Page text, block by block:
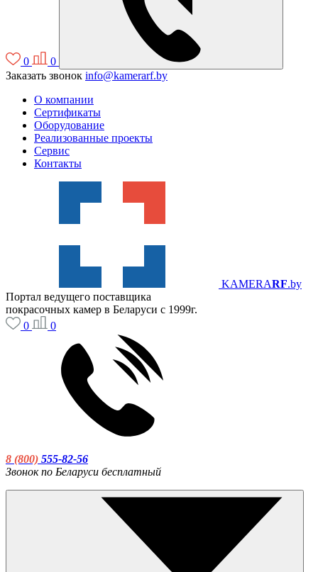
0
0
Заказать звонок info@kamerarf.by
О компании
Сертификаты
Оборудование
Реализованные проекты
Сервис
Контакты
KAMERARF.by
Портал ведущего поставщика
покрасочных камер в Беларуси с 1999г.
0
0
8 (800) 555-82-56
Звонок по Беларуси бесплатный